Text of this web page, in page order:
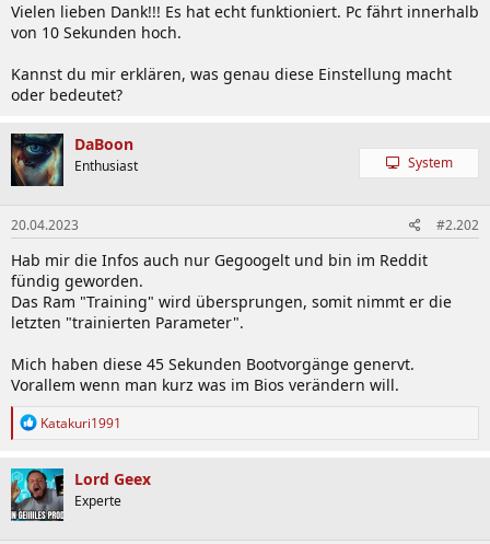
Vielen lieben Dank!!! Es hat echt funktioniert. Pc fährt innerhalb
von 10 Sekunden hoch.
Kannst du mir erklären, was genau diese Einstellung macht
oder bedeutet?
DaBoon
Enthusiast System
20.04.2023 #2.202
Hab mir die Infos auch nur Gegoogelt und bin im Reddit
fündig geworden.
Das Ram "Training" wird übersprungen, somit nimmt er die
letzten "trainierten Parameter".
Mich haben diese 45 Sekunden Bootvorgänge genervt.
Vorallem wenn man kurz was im Bios verändern will.
R
k
t
i
o
Katakuri1991
Lord Geex
Experte